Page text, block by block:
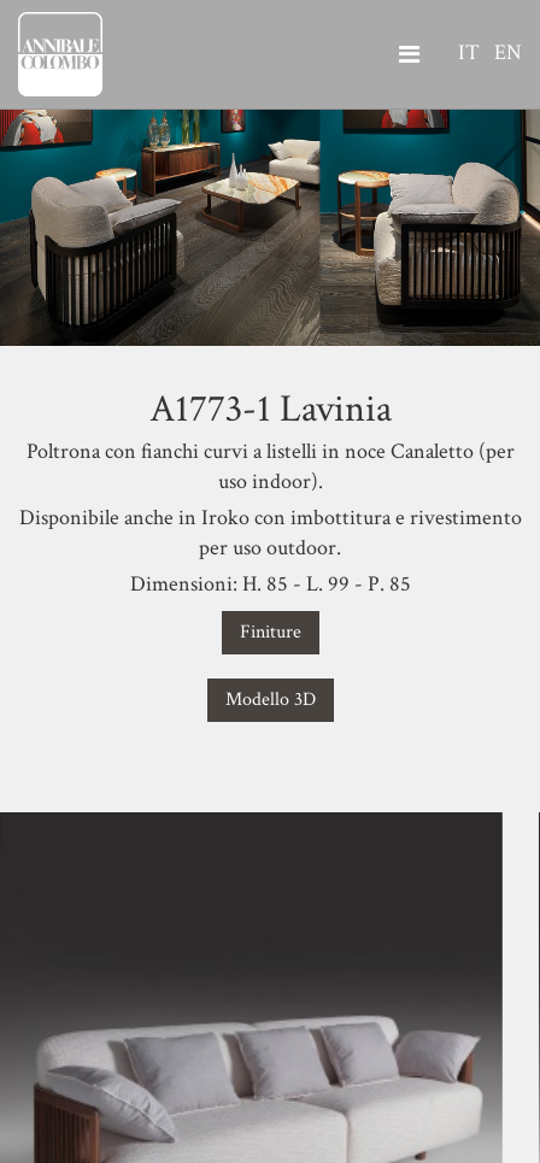
IT EN
A1773-1 Lavinia
Poltrona con fianchi curvi a listelli in noce Canaletto (per
uso indoor).
Disponibile anche in Iroko con imbottitura e rivestimento
per uso outdoor.
Dimensioni: H. 85 - L. 99 - P. 85
Finiture
Modello 3D